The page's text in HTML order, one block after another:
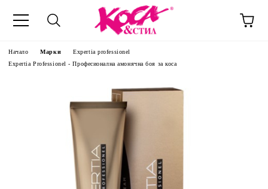
Начало Марки
Expertia professionel
Expertia Professionel - Професионална амонячна боя за коса